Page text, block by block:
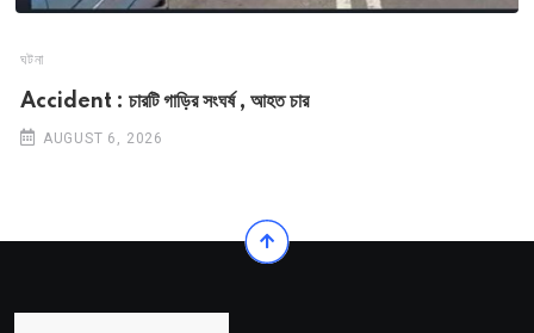
ঘটনা
Accident : চারটি গাড়ির সংঘর্ষ , আহত চার
AUGUST 6, 2026